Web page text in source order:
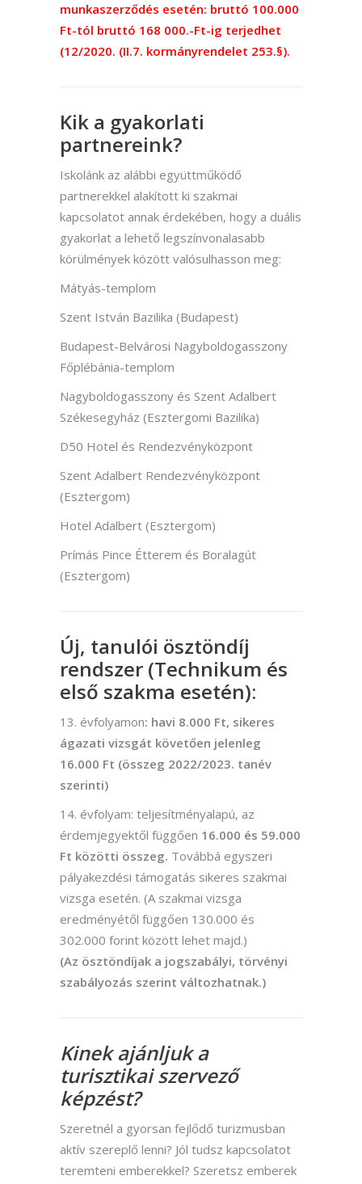
munkaszerződés esetén: bruttó 100.000
Ft-tól bruttó 168 000.-Ft-ig terjedhet
(12/2020. (II.7. kormányrendelet 253.§).
Kik a gyakorlati
partnereink?
Iskolánk az alábbi együttműködő
partnerekkel alakított ki szakmai
kapcsolatot annak érdekében, hogy a duális
gyakorlat a lehető legszínvonalasabb
körülmények között valósulhasson meg:
Mátyás-templom
Szent István Bazilika (Budapest)
Budapest-Belvárosi Nagyboldogasszony
Főplébánia-templom
Nagyboldogasszony és Szent Adalbert
Székesegyház (Esztergomi Bazilika)
D50 Hotel és Rendezvényközpont
Szent Adalbert Rendezvényközpont
(Esztergom)
Hotel Adalbert (Esztergom)
Prímás Pince Étterem és Boralagút
(Esztergom)
Új, tanulói ösztöndíj
rendszer (Technikum és
első szakma esetén):
13. évfolyamon: havi 8.000 Ft, sikeres
ágazati vizsgát követően jelenleg
16.000 Ft (összeg 2022/2023. tanév
szerinti)
14. évfolyam: teljesítményalapú, az
érdemjegyektől függően 16.000 és 59.000
Ft közötti összeg. Továbbá egyszeri
pályakezdési támogatás sikeres szakmai
vizsga esetén. (A szakmai vizsga
eredményétől függően 130.000 és
302.000 forint között lehet majd.)
(Az ösztöndíjak a jogszabályi, törvényi
szabályozás szerint változhatnak.)
Kinek ajánljuk a
turisztikai szervező
képzést?
Szeretnél a gyorsan fejlődő turizmusban
aktív szereplő lenni? Jól tudsz kapcsolatot
teremteni emberekkel? Szeretsz emberek